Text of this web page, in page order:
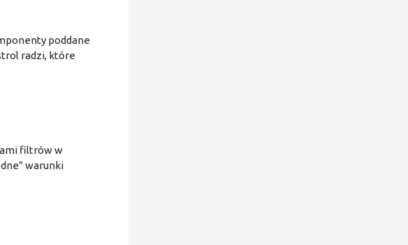
poddane
radzi, które
filtrów w
warunki